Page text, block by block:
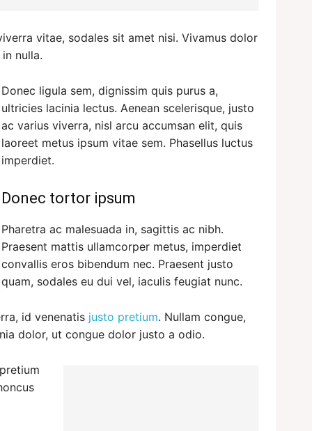
vitae, sodales sit amet nisi. Vivamus dolor
nulla.
Donec ligula sem, dignissim quis purus a,
ultricies lacinia lectus. Aenean scelerisque, justo
ac varius viverra, nisl arcu accumsan elit, quis
laoreet metus ipsum vitae sem. Phasellus luctus
imperdiet.
Donec tortor ipsum
Pharetra ac malesuada in, sagittis ac nibh.
Praesent mattis ullamcorper metus, imperdiet
convallis eros bibendum nec. Praesent justo
quam, sodales eu dui vel, iaculis feugiat nunc.
id venenatis justo pretium. Nullam congue,
dolor, ut congue dolor justo a odio.